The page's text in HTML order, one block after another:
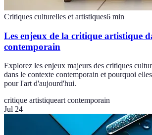
Critiques culturelles et artistiques6 min
Les enjeux de la critique artistique
contemporain
Explorez les enjeux majeurs des critiques
dans le contexte contemporain et pourquoi
pour l'art d'aujourd'hui.
critique artistiqueart contemporain
Jul 24